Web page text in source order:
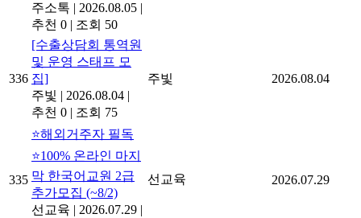
주소톡 | 2026.08.05 |
추천 0 | 조회 50
336
[수출상담회 통역원
및 운영 스태프 모
집]
주빛 | 2026.08.04 |
추천 0 | 조회 75
주빛 2026.08.04
335
⭐해외거주자 필독
⭐100% 온라인 마지
막 한국어교원 2급
추가모집 (~8/2)
선교육 | 2026.07.29 |
선교육 2026.07.29